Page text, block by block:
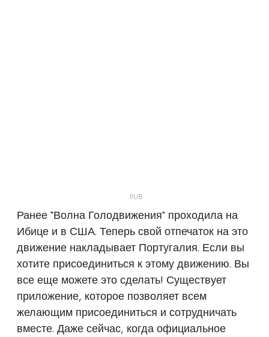
Ранее "Волна Голодвижения" проходила на
Ибице и в США. Теперь свой отпечаток на это
движение накладывает Португалия. Если вы
хотите присоединиться к этому движению. Вы
все еще можете это сделать! Существует
приложение, которое позволяет всем
желающим присоединиться и сотрудничать
вместе. Даже сейчас, когда официальное